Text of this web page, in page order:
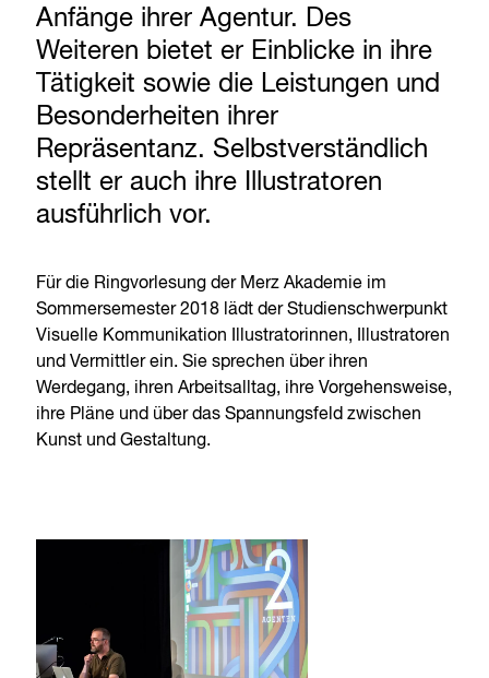
Anfänge ihrer Agentur. Des
Weiteren bietet er Einblicke in ihre
Tätigkeit sowie die Leistungen und
Besonderheiten ihrer
Repräsentanz. Selbstverständlich
stellt er auch ihre Illustratoren
ausführlich vor.
Für die Ringvorlesung der Merz Akademie im
Sommersemester 2018 lädt der Studienschwerpunkt
Visuelle Kommunikation Illustratorinnen, Illustratoren
und Vermittler ein. Sie sprechen über ihren
Werdegang, ihren Arbeitsalltag, ihre Vorgehensweise,
ihre Pläne und über das Spannungsfeld zwischen
Kunst und Gestaltung.